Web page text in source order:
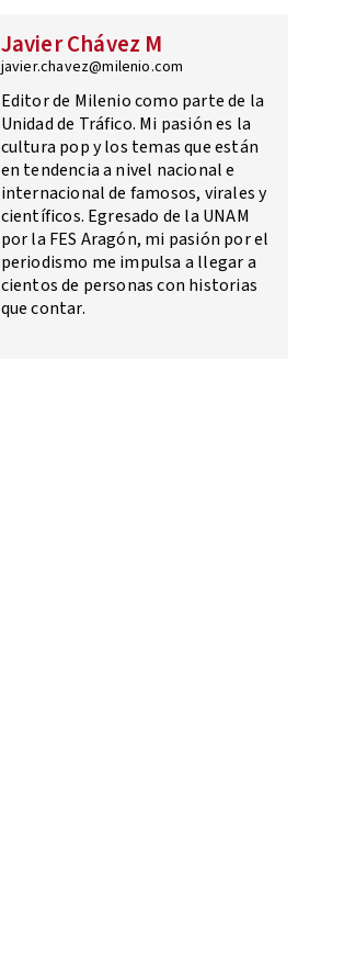
Javier Chávez M
javier.chavez@milenio.com
Editor de Milenio como parte de la
Unidad de Tráfico. Mi pasión es la
cultura pop y los temas que están
en tendencia a nivel nacional e
internacional de famosos, virales y
científicos. Egresado de la UNAM
por la FES Aragón, mi pasión por el
periodismo me impulsa a llegar a
cientos de personas con historias
que contar.